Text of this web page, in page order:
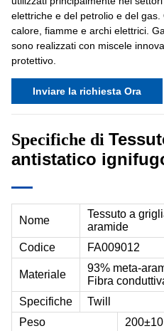
elettriche e del petrolio e del
calore, fiamme e archi elettrici.
sono realizzati con miscele
protettivo.
Inviare la richiesta Ora
Specifiche di
antistatico
Nome
Tessuto a
aramide
Codice
FA009012
Materiale
93% meta-
Fibra
Specifiche
Twill
Peso
200±10